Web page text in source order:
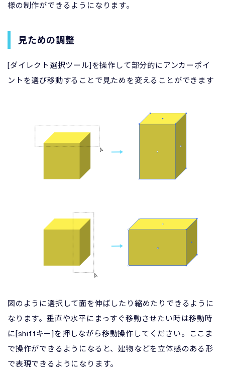
様の制作ができるようになります。
見ための調整
[ダイレクト選択ツール]を操作して部分的にアンカーポイ
ントを選び移動することで見ためを変えることができます
図のように選択して面を伸ばしたり縮めたりできるように
なります。垂直や水平にまっすぐ移動させたい時は移動時
に[shiftキー]を押しながら移動操作してください。ここま
で操作ができるようになると、建物などを立体感のある形
で表現できるようになります。